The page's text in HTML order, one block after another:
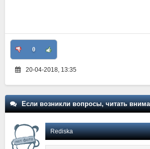
0
20-04-2018, 13:35
Если возникли вопросы, читать
Rediska